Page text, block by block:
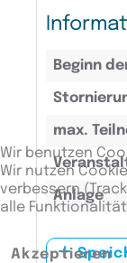
Beginn
max.
Anlage
Wir benutzen
Wir nutzen
verbessern
alle
Akzeptieren